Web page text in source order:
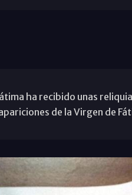
ha recibido unas
de la Virgen de